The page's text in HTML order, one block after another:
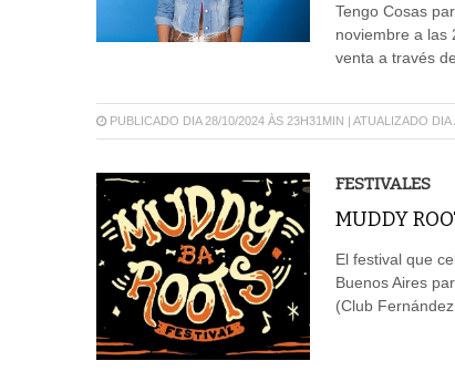
Tengo Cosas
noviembre a las
venta a través
PUBLICADO DIA 28/10/2024 ÀS 23H31MIN | ATUALIZADO DIA
FESTIVALES
MUDDY
El festival que
Buenos Aires
(Club Fernández